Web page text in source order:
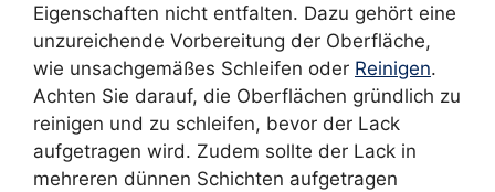
Eigenschaften nicht entfalten. Dazu gehört eine
unzureichende Vorbereitung der Oberfläche,
wie unsachgemäßes Schleifen oder Reinigen.
Achten Sie darauf, die Oberflächen gründlich zu
reinigen und zu schleifen, bevor der Lack
aufgetragen wird. Zudem sollte der Lack in
mehreren dünnen Schichten aufgetragen